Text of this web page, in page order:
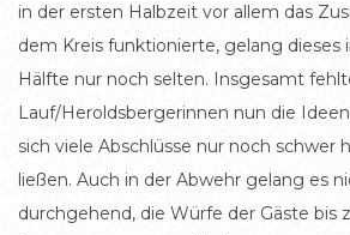
in der ersten Halbzeit vor allem das
dem Kreis funktionierte, gelang dieses
Hälfte nur noch selten. Insgesamt
Lauf/Heroldsbergerinnen nun die
sich viele Abschlüsse nur noch schwer
ließen. Auch in der Abwehr gelang es
durchgehend, die Würfe der Gäste bis